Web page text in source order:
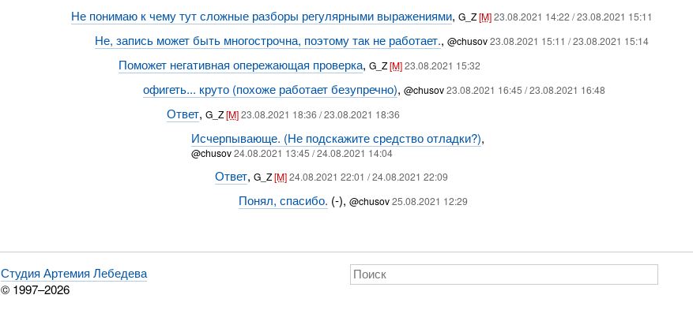
Не понимаю к чему тут сложные разборы регулярными выражениями, G_Z[M]23.08.2021 14:22 / 23.08.2021 15:11
Не, запись может быть многострочна, поэтому так не работает.,@chusov23.08.2021 15:11 / 23.08.2021 15:14
Поможет негативная опережающая проверка,G_Z[M] 23.08.2021 15:32
офигеть... круто (похоже работает безупречно), @chusov23.08.2021 16:45 / 23.08.2021 16:48
Ответ,G_Z[M]23.08.2021 18:36 / 23.08.2021 18:36
Исчерпывающе. (Не подскажите средство отладки?),
@chusov24.08.2021 13:45 / 24.08.2021 14:04
Ответ,G_Z[M]24.08.2021 22:01 / 24.08.2021 22:09
Понял, спасибо. (-),@chusov25.08.2021 12:29
Студия Артемия Лебедева
© 1997–2026